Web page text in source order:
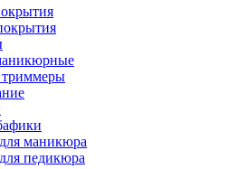
маникюра
педикюра